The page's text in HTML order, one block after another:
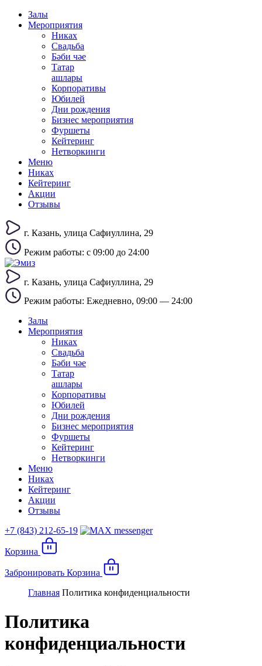
Залы
Мероприятия
Никах
Свадьба
Бәби чәе
Татар
ашлары
Корпоративы
Юбилей
Дни рождения
Бизнес мероприятия
Фуршеты
Кейтеринг
Нетворкинги
Меню
Никах
Кейтеринг
Акции
Отзывы
г. Казань, улица Сафиуллина, 29
Режим работы: с 09:00 до 24:00
г. Казань, улица Сафиуллина, 29
Режим работы: Eжедневно, 09:00 — 24:00
Залы
Мероприятия
Никах
Свадьба
Бәби чәе
Татар
ашлары
Корпоративы
Юбилей
Дни рождения
Бизнес мероприятия
Фуршеты
Кейтеринг
Нетворкинги
Меню
Никах
Кейтеринг
Акции
Отзывы
+7 (843) 212-65-19
Корзина
Забронировать Корзина
Главная Политика конфиденциальности
Политика
конфиденциальности